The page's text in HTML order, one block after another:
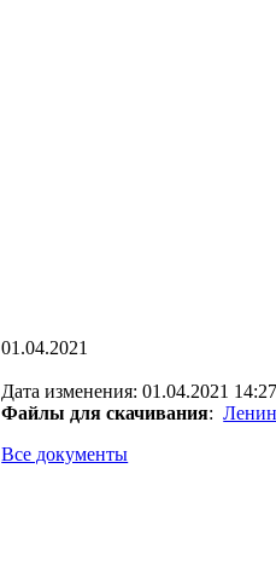
01.04.2021
Дата изменения: 01.04.2021
Файлы для скачивания:
Все документы